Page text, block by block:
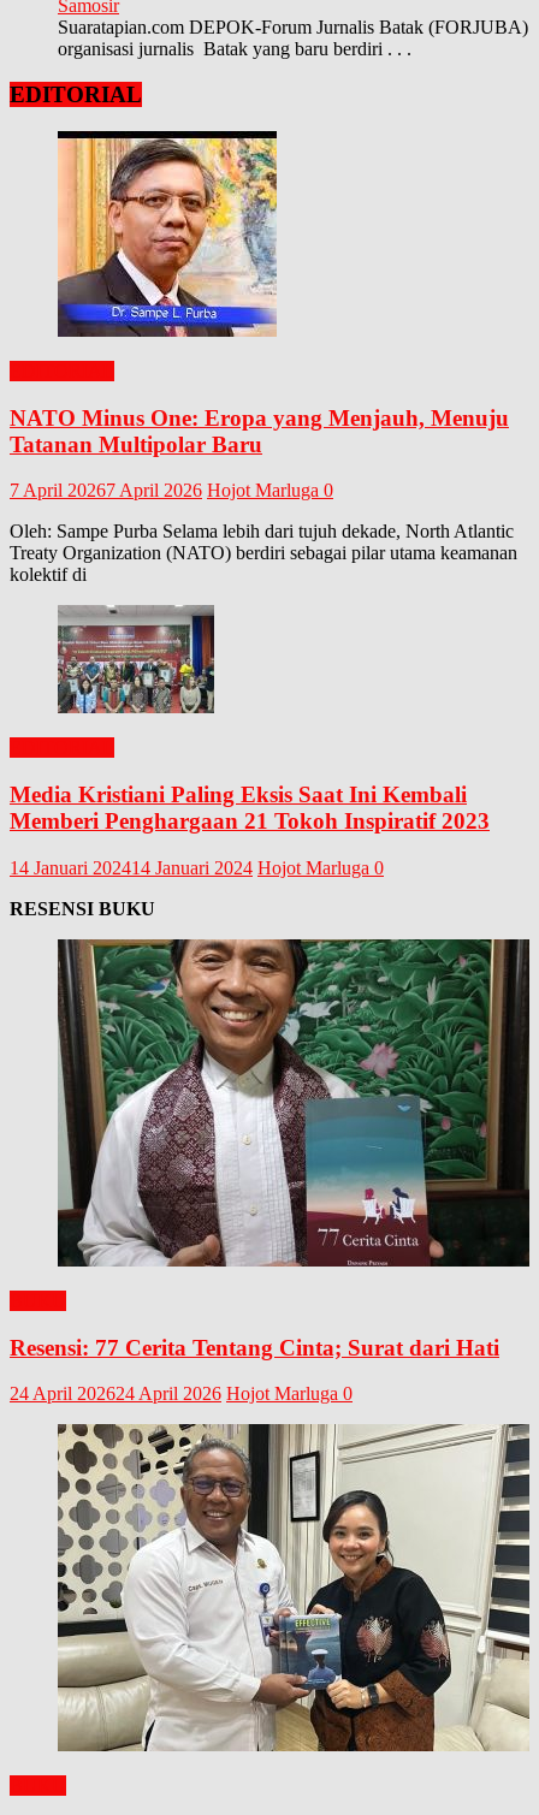
Samosir
Suaratapian.com DEPOK-Forum Jurnalis Batak (FORJUBA)
organisasi jurnalis Batak yang baru berdiri . . .
EDITORIAL
NATO Minus One: Eropa yang Menjauh, Menuju
Tatanan Multipolar Baru
7 April 20267 April 2026 Hojot Marluga 0
Oleh: Sampe Purba Selama lebih dari tujuh dekade, North Atlantic
Treaty Organization (NATO) berdiri sebagai pilar utama keamanan
kolektif di
Media Kristiani Paling Eksis Saat Ini Kembali
Memberi Penghargaan 21 Tokoh Inspiratif 2023
14 Januari 202414 Januari 2024 Hojot Marluga 0
RESENSI BUKU
Resensi: 77 Cerita Tentang Cinta; Surat dari Hati
24 April 202624 April 2026 Hojot Marluga 0